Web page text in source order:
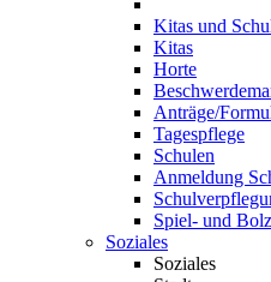
Kitas und
Kitas
Horte
Anträge/
Tagespflege
Schulen
Anmeldung
Spiel- und
Soziales
Soziales